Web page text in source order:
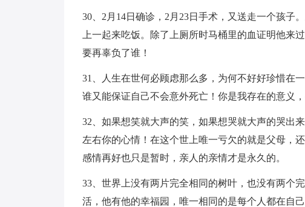
30、2月14日确诊，2月23日手术，又送走一个孩子
上一起来吃饭。除了上厕所时马桶里的血证明他来
要再辜负了谁！
31、人生在世何必顾虑那么多，为何不好好珍惜在
谁又能保证自己不会意外死亡！你是我存在的意义
32、如果想笑就大声的笑，如果想哭就大声的哭出
左右你的心情！在这个世上唯一亏欠的就是父母，
感情再好也只是暂时，亲人的亲情才是永久的。
33、世界上没有两片完全相同的树叶，也没有两个
活，他有他的幸福园，唯一相同的是每个人都在自